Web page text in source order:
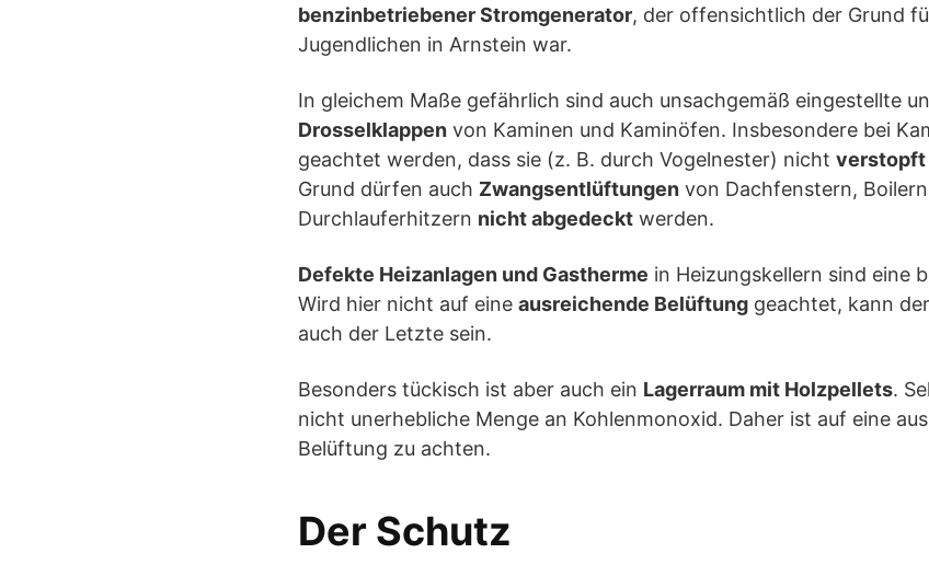
benzinbetriebener Stromgenerator, der offensichtlich der Grund
Jugendlichen in Arnstein war.
In gleichem Maße gefährlich sind auch unsachgemäß eingestellte
Drosselklappen von Kaminen und Kaminöfen. Insbesondere bei
geachtet werden, dass sie (z. B. durch Vogelnester) nicht verstopft
Grund dürfen auch Zwangsentlüftungen von Dachfenstern,
Durchlauferhitzern nicht abgedeckt werden.
Defekte Heizanlagen und Gastherme in Heizungskellern sind eine
Wird hier nicht auf eine ausreichende Belüftung geachtet, kann
auch der Letzte sein.
Besonders tückisch ist aber auch ein Lagerraum mit Holzpellets.
nicht unerhebliche Menge an Kohlenmonoxid. Daher ist auf eine
Belüftung zu achten.
Der Schutz